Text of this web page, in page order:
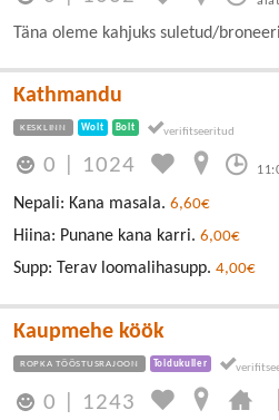
Täna oleme kahjuks suletud/
Kathmandu
KESKLINN Wolt Bolt
0 1024
Nepali: Kana masala. 6,60€
Hiina: Punane kana karri. 6,00€
Supp: Terav loomalihasupp. 4,00€
Kaupmehe köök
ROPKA TÖÖSTUSRAJOON Toidukuller
0 1243